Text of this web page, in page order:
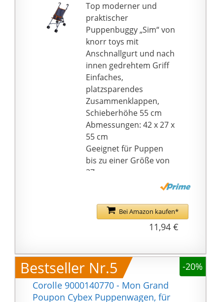
Top moderner und
praktischer
Puppenbuggy „Sim“ von
knorr toys mit
Anschnallgurt und nach
innen gedrehtem Griff
Einfaches,
platzsparendes
Zusammenklappen,
Schieberhöhe 55 cm
Abmessungen: 42 x 27 x
55 cm
Geeignet für Puppen
bis zu einer Größe von
37 cm
Bei Amazon kaufen*
11,94 €
Bestseller Nr.5
-20%
Corolle 9000140770 - Mon Grand
Poupon Cybex Puppenwagen, für